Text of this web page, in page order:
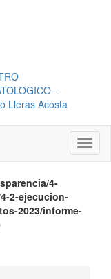
Menú
4-
2-ejecucion-
2023/informe-